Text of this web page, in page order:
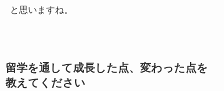
と思いますね。
留学を通して成長した点、変わった点を
教えてください